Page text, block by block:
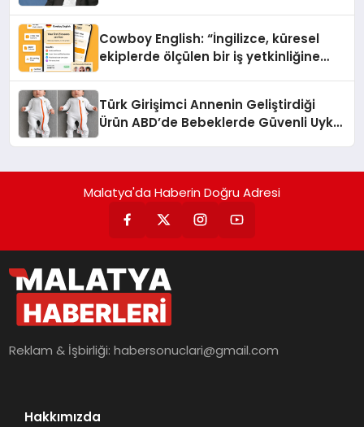
Cowboy English: “İngilizce, küresel
ekiplerde ölçülen bir iş yetkinliğine
Türk Girişimci Annenin Geliştirdiği
Ürün ABD’de Bebeklerde Güvenli Uyku
Malatya'da Haberin Doğru Adresi
Reklam & İşbirliği:habersonuclari@gmail.com
Hakkımızda